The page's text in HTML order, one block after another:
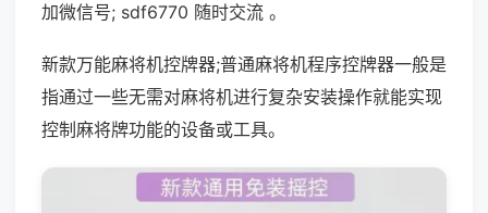
加微信号; sdf6770 随时交流 。
新款万能麻将机控牌器;普通麻将机程序控牌器一般是
指通过一些无需对麻将机进行复杂安装操作就能实现
控制麻将牌功能的设备或工具。